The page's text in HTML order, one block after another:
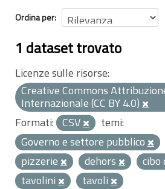
Ordina per
1 dataset trovato
Licenze sulle risorse:
Creative Commons
Internazionale (CC BY 4.0)
Formati: CSV
temi:
Governo e settore pubblico
pizzerie
dehors
cibo
tavolini
tavoli